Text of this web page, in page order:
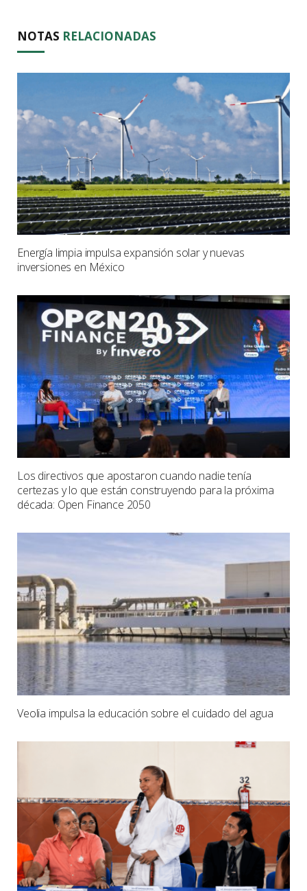
NOTAS RELACIONADAS
Energía limpia impulsa expansión solar y nuevas
inversiones en México
Los directivos que apostaron cuando nadie tenía
certezas y lo que están construyendo para la próxima
década: Open Finance 2050
Veolia impulsa la educación sobre el cuidado del agua